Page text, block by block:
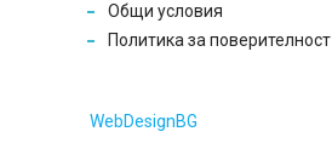
Общи условия
Политика за поверителност
WebDesignBG